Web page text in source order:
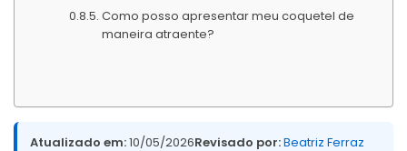
Como posso apresentar meu coquetel de
maneira atraente?
Atualizado em:10/05/2026Revisado por:Beatriz Ferraz